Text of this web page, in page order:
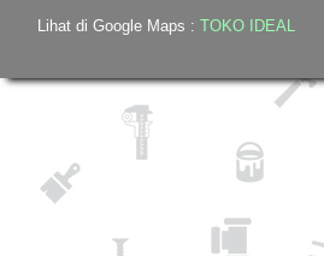
Lihat di Google Maps : TOKO IDEAL